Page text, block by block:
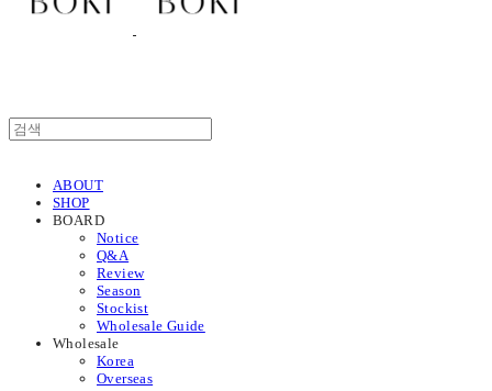
ABOUT
SHOP
BOARD
Notice
Q&A
Review
Season
Stockist
Wholesale Guide
Wholesale
Korea
Overseas